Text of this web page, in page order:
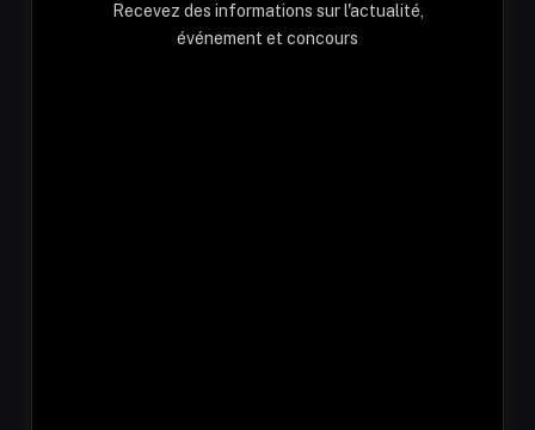
Recevez des informations sur l'actualité,
événement et concours